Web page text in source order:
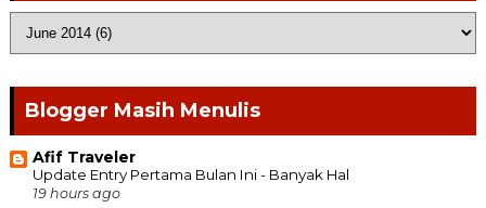
Blogger Masih Menulis
Afif Traveler
Update Entry Pertama Bulan Ini - Banyak Hal
19 hours ago